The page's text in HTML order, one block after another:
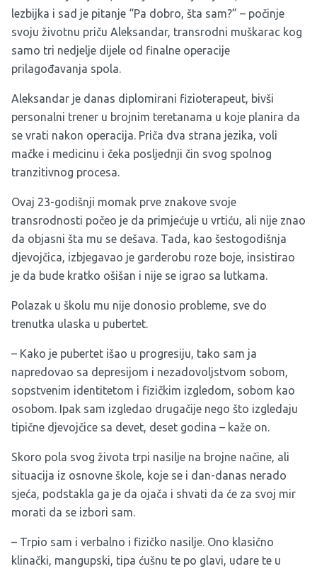
lezbijka i sad je pitanje “Pa dobro, šta sam?” – počinje
svoju životnu priču Aleksandar, transrodni muškarac kog
samo tri nedjelje dijele od finalne operacije
prilagođavanja spola.
Aleksandar je danas diplomirani fizioterapeut, bivši
personalni trener u brojnim teretanama u koje planira da
se vrati nakon operacija. Priča dva strana jezika, voli
mačke i medicinu i čeka posljednji čin svog spolnog
tranzitivnog procesa.
Ovaj 23-godišnji momak prve znakove svoje
transrodnosti počeo je da primjećuje u vrtiću, ali nije znao
da objasni šta mu se dešava. Tada, kao šestogodišnja
djevojčica, izbjegavao je garderobu roze boje, insistirao
je da bude kratko ošišan i nije se igrao sa lutkama.
Polazak u školu mu nije donosio probleme, sve do
trenutka ulaska u pubertet.
– Kako je pubertet išao u progresiju, tako sam ja
napredovao sa depresijom i nezadovoljstvom sobom,
sopstvenim identitetom i fizičkim izgledom, sobom kao
osobom. Ipak sam izgledao drugačije nego što izgledaju
tipične djevojčice sa devet, deset godina – kaže on.
Skoro pola svog života trpi nasilje na brojne načine, ali
situacija iz osnovne škole, koje se i dan-danas nerado
sjeća, podstakla ga je da ojača i shvati da će za svoj mir
morati da se izbori sam.
– Trpio sam i verbalno i fizičko nasilje. Ono klasično
klinački, mangupski, tipa ćušnu te po glavi, udare te u